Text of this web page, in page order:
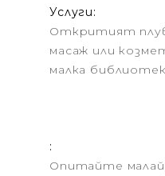
Услуги:
Откритият
масаж или
малка
:
Опитайте